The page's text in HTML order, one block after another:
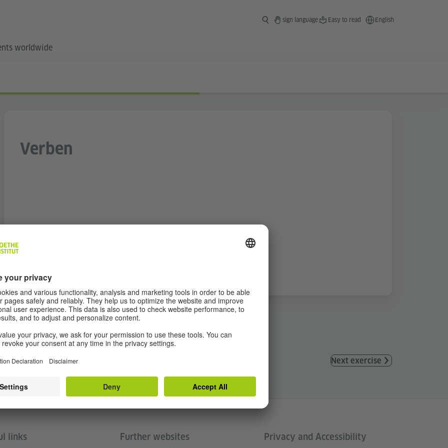
sign language Easy to read English
worldwide
Verben
Next exercise
links Further websites Privacy and Accessibility